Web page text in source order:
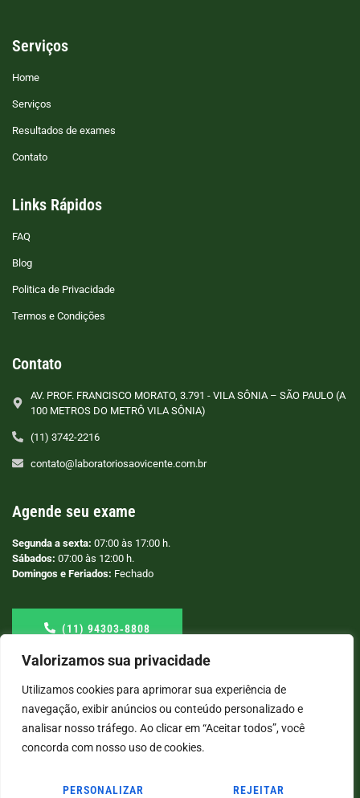
Valorizamos sua privacidade
Utilizamos cookies para aprimorar sua experiência de
navegação, exibir anúncios ou conteúdo personalizado e
analisar nosso tráfego. Ao clicar em “Aceitar todos”, você
concorda com nosso uso de cookies.
PERSONALIZAR REJEITAR
Serviços
Home
Serviços
Resultados de exames
Contato
Links Rápidos
FAQ
Blog
Politica de Privacidade
Termos e Condições
Contato
AV. PROF. FRANCISCO MORATO, 3.791 - VILA SÔNIA – SÃO PAULO (A
100 METROS DO METRÔ VILA SÔNIA)
(11) 3742-2216
contato@laboratoriosaovicente.com.br
Agende seu exame
Segunda a sexta: 07:00 às 17:00 h.
Sábados: 07:00 às 12:00 h.
Domingos e Feriados: Fechado
(11) 94303‑8808